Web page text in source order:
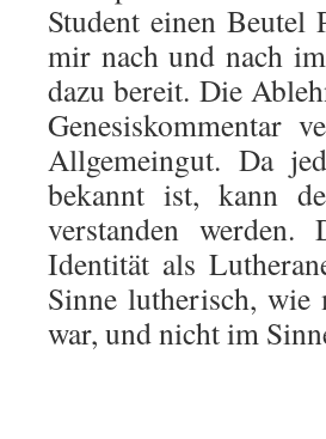
Student einen Beutel
mir nach und nach
dazu bereit. Die
Genesiskommentar
Allgemeingut. Da
bekannt ist, kann
verstanden
Identität als
Sinne lutherisch,
war, und nicht im